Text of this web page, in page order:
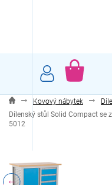
Kovový nábytek
Dílenský stůl Solid Compact se
5012